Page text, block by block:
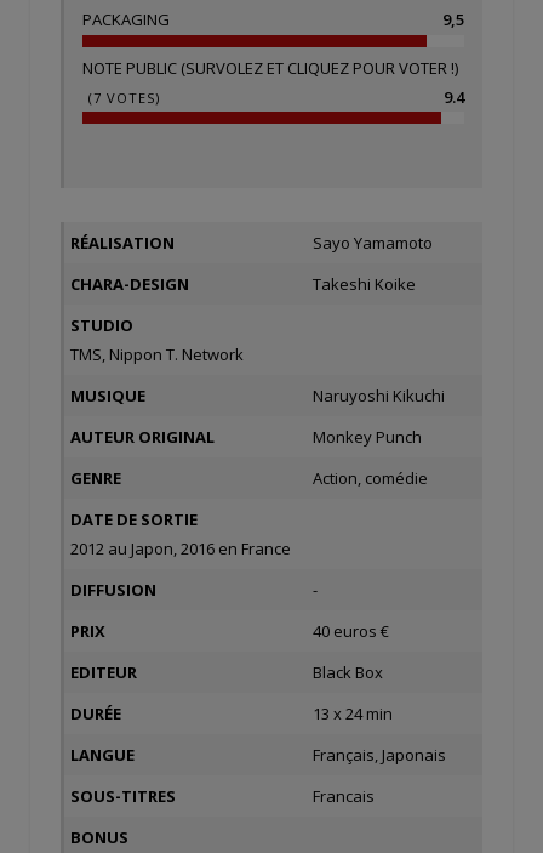
PACKAGING 9,5
NOTE PUBLIC (SURVOLEZ ET CLIQUEZ POUR VOTER !)
(7 VOTES) 9.4
RÉALISATION
Sayo Yamamoto
CHARA-DESIGN
Takeshi Koike
STUDIO
TMS, Nippon T. Network
MUSIQUE
Naruyoshi Kikuchi
AUTEUR ORIGINAL
Monkey Punch
GENRE
Action, comédie
DATE DE SORTIE
2012 au Japon, 2016 en France
DIFFUSION
-
PRIX
40 euros €
EDITEUR
Black Box
DURÉE
13 x 24 min
LANGUE
Français, Japonais
SOUS-TITRES
Francais
BONUS